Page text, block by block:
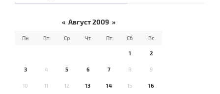
« Август 2009 »
Пн Вт Ср Чт Пт Сб Вс
1 2
3 4 5 6 7 8 9
10 11 12 13 14 15 16